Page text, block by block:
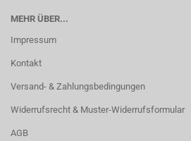
MEHR ÜBER...
Impressum
Kontakt
Versand- & Zahlungsbedingungen
Widerrufsrecht & Muster-Widerrufsformular
AGB